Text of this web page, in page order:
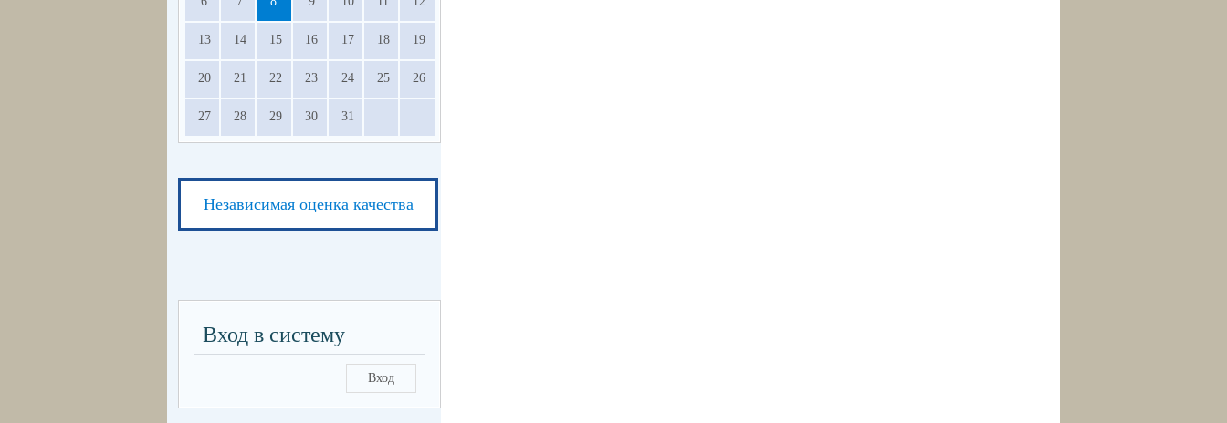
13 14 15 16 17 18 19
20 21 22 23 24 25 26
27 28 29 30 31
Независимая оценка качества
Вход в систему
Вход